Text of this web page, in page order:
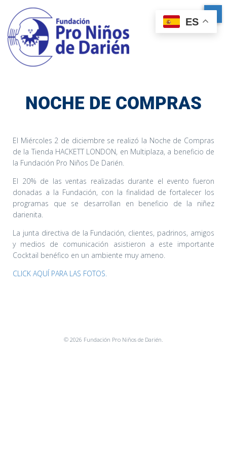
NOCHE DE COMPRAS
El Miércoles 2 de diciembre se realizó la Noche de Compras
de la Tienda HACKETT LONDON, en Multiplaza, a beneficio de
la Fundación Pro Niños De Darién.
El 20% de las ventas realizadas durante el evento fueron
donadas a la Fundación, con la finalidad de fortalecer los
programas que se desarrollan en beneficio de la niñez
darienita.
La junta directiva de la Fundación, clientes, padrinos, amigos
y medios de comunicación asistieron a este importante
Cocktail benéfico en un ambiente muy ameno.
CLICK AQUÍ PARA LAS FOTOS.
© 2026 Fundación Pro Niños de Darién.
ES